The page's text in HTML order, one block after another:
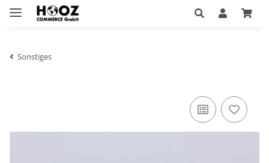
Sonstiges